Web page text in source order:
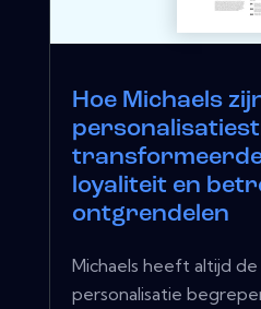
Hoe Michaels
loyaliteit en
ontgrendelen
Michaels heeft altijd de
personalisatie